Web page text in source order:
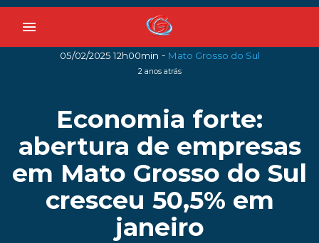
menu
05/02/2025 12h00min - Mato Grosso do Sul
2 anos atrás
Economia forte:
abertura de empresas
em Mato Grosso do Sul
cresceu 50,5% em
janeiro